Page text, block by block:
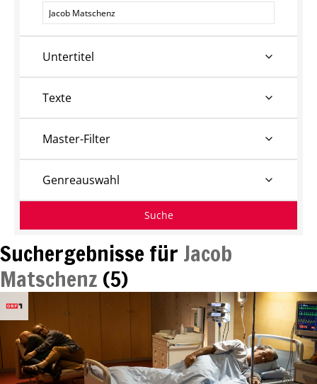
Suchergebnisse für Jacob
Matschenz (5)
Personen
Untertitel
Texte
Master-Filter
Genreauswahl
Suche